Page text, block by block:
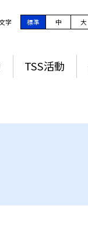
字 標準 中 大
TSS活動